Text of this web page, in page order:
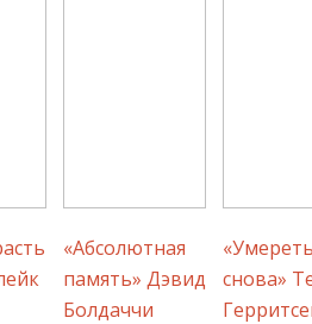
«Абсолютная
память» Дэвид
Болдаччи
«Умереть
снова»